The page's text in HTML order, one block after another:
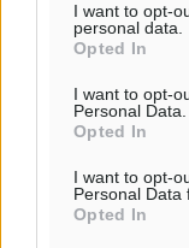
I want to opt-
personal data.
Opted In
I want to opt-
Personal Data.
Opted In
I want to opt-
Personal Data
Opted In
σχολιαστή. Η
απόψεις.
σχόλια θεωρούμε
καμμία
όρους χρήσης
Προσθέστε ένα